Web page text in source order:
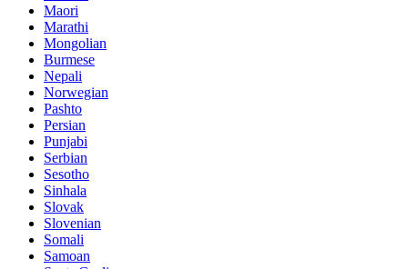
Maori
Marathi
Mongolian
Burmese
Nepali
Norwegian
Pashto
Persian
Punjabi
Serbian
Sesotho
Sinhala
Slovak
Slovenian
Somali
Samoan